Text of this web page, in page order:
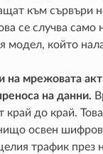
към сървъри
се случва само
модел, който
мрежовата
на данни.
край до край.
освен
трафик